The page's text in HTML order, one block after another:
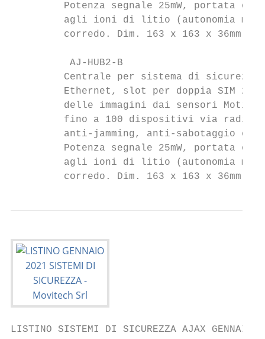
Potenza segnale 25mW, portata
agli ioni di litio (autonomia
         corredo. Dim. 163 x 163 x 36mm.
AJ-HUB2-B
Centrale per sistema di
Ethernet, slot per doppia SIM 2G
delle immagini dai sensori
fino a 100 dispositivi via radio
anti-jamming, anti-sabotaggio e
Potenza segnale 25mW, portata
agli ioni di litio (autonomia
         corredo. Dim. 163 x 163 x 36mm.
LISTINO SISTEMI DI SICUREZZA AJAX